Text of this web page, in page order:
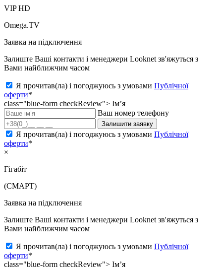
VIP HD
Omega.TV
Заявка на підключення
Залиште Ваші контакти і менеджери Looknet зв'яжуться з
Вами найближчим часом
Я прочитав(ла) і погоджуюсь з умовами Публічної
оферти*
class="blue-form checkReview"> Ім’я
Ваш номер телефону
Залишити заявку
Я прочитав(ла) і погоджуюсь з умовами Публічної
оферти*
×
Гігабіт
(СМАРТ)
Заявка на підключення
Залиште Ваші контакти і менеджери Looknet зв'яжуться з
Вами найближчим часом
Я прочитав(ла) і погоджуюсь з умовами Публічної
оферти*
class="blue-form checkReview"> Ім’я